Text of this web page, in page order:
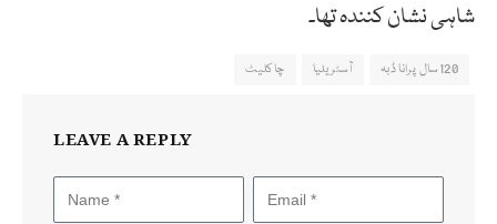
شاہی نشان کنندہ تھا۔
120سال پرانا ڈبہ آسٹریلیا چاکلیٹ
LEAVE A REPLY